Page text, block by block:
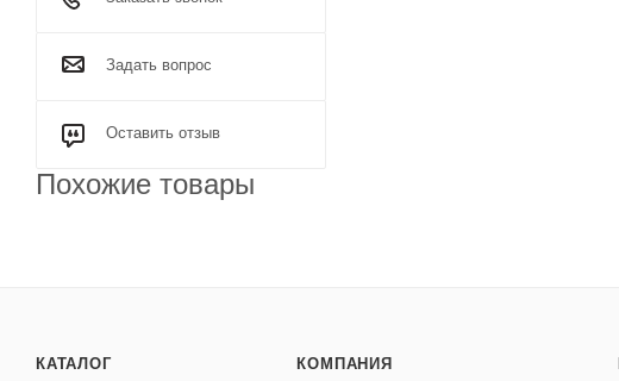
Задать вопрос
Оставить отзыв
Похожие товары
КАТАЛОГ КОМПАНИЯ